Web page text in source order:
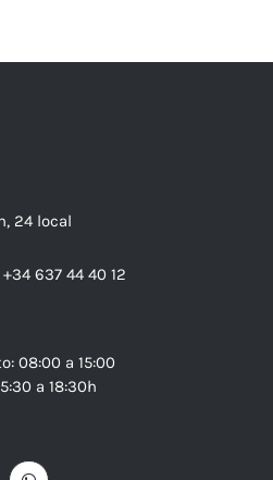
24 local
637 44 40 12
08:00 a 15:00
a 18:30h